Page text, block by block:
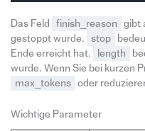
Das Feld finish_reason
gibt
gestoppt wurde.
stop
Ende erreicht hat.
length
wurde. Wenn Sie bei kurzen
max_tokens
oder
Wichtige Parameter